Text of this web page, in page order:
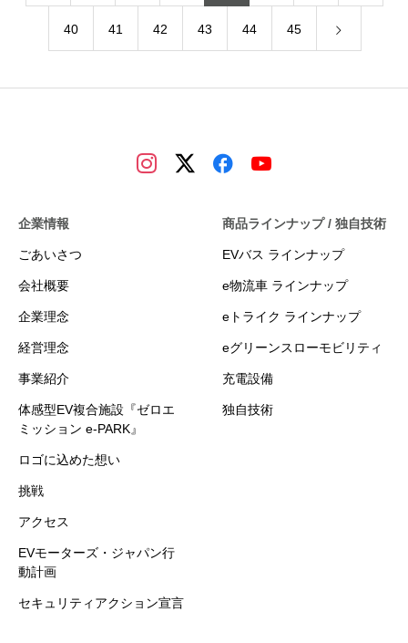
40 41 42 43 44 45
企業情報
ごあいさつ
会社概要
企業理念
経営理念
事業紹介
体感型EV複合施設『ゼロエ
ミッション e-PARK』
ロゴに込めた想い
挑戦
アクセス
EVモーターズ・ジャパン行
動計画
セキュリティアクション宣言
商品ラインナップ / 独自技術
EVバス ラインナップ
e物流車 ラインナップ
eトライク ラインナップ
eグリーンスローモビリティ
充電設備
独自技術